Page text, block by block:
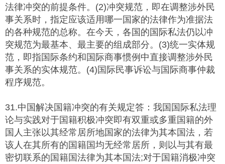
法律冲突的前提条件。(2)冲突规范，即在调整涉外民
事关系时，指定应该适用哪一国家的法律作为准据法
的各种规范的总称。在今天，各国的国际私法仍以冲
突规范为最基本、最主要的组成部分。(3)统一实体规
范，即指国际条约和国际商事惯例中直接调整涉外民
事关系的实体规范。(4)国际民事诉讼与国际商事仲裁
程序规范。
31.中国解决国籍冲突的有关规定答：我国国际私法理
论与实践对于国籍积极冲突即有双重或多重国籍的外
国人主张以其经常居所地国家的法律为其本国法，若
该人在其所有的国籍国均无经常居所，则以与其有最
密切联系的国籍国法律为其本国法;对于国籍消极冲突